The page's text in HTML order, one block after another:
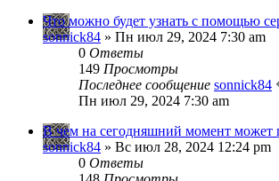
Что можно будет узнать с помощью
sonnick84 » Пн июл 29, 2024 7:30 am
0 Ответы
149 Просмотры
Последнее сообщение sonnick84
Пн июл 29, 2024 7:30 am
В чем на сегодняшний момент может
sonnick84 » Вс июл 28, 2024 12:24 pm
0 Ответы